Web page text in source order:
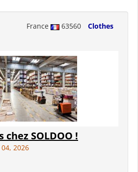
France 63560
Clothes
SOLDOO !
2026